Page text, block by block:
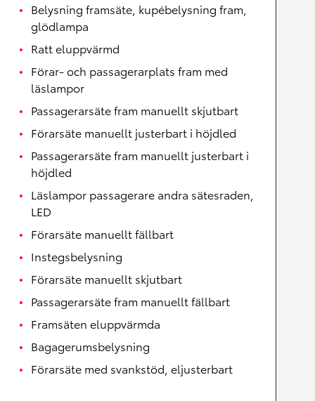
Belysning framsäte, kupébelysning fram,
glödlampa
Ratt eluppvärmd
Förar- och passagerarplats fram med
läslampor
Passagerarsäte fram manuellt skjutbart
Förarsäte manuellt justerbart i höjdled
Passagerarsäte fram manuellt justerbart i
höjdled
Läslampor passagerare andra sätesraden,
LED
Förarsäte manuellt fällbart
Instegsbelysning
Förarsäte manuellt skjutbart
Passagerarsäte fram manuellt fällbart
Framsäten eluppvärmda
Bagagerumsbelysning
Förarsäte med svankstöd, eljusterbart